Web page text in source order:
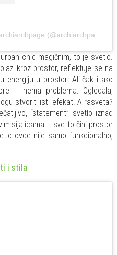
A post shared by architect,loft/archiarchpage (@archiarchpage)
chic magičnim, to je svetlo.
kroz prostor, reflektuje se na
energiju u prostor. Ali čak i ako
– nema problema. Ogledala,
stvoriti isti efekat. A rasveta?
“statement” svetlo iznad
sijalicama – sve to čini prostor
ovde nije samo funkcionalno,
i stila